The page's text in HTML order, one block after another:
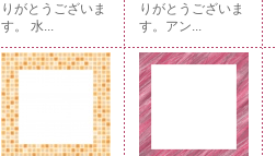
りがとうございま
す。 水...
りがとうございま
す。アン...